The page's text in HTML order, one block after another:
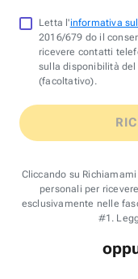
Letta l'informativa
2016/679 do il
ricevere contatti
sulla disponibilità
(facoltativo).
Cliccando su
personali per
esclusivamente nelle
#1.